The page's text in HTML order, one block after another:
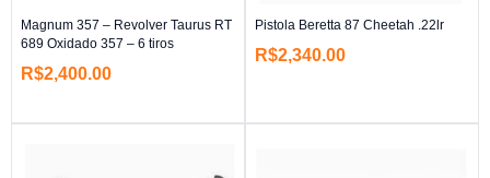
Magnum 357 – Revolver Taurus RT
689 Oxidado 357 – 6 tiros
R$2,400.00
Pistola Beretta 87 Cheetah .22lr
R$2,340.00